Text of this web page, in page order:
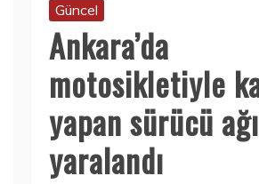
Güncel
Ankara’da
motosikletiyle
yapan sürücü
yaralandı